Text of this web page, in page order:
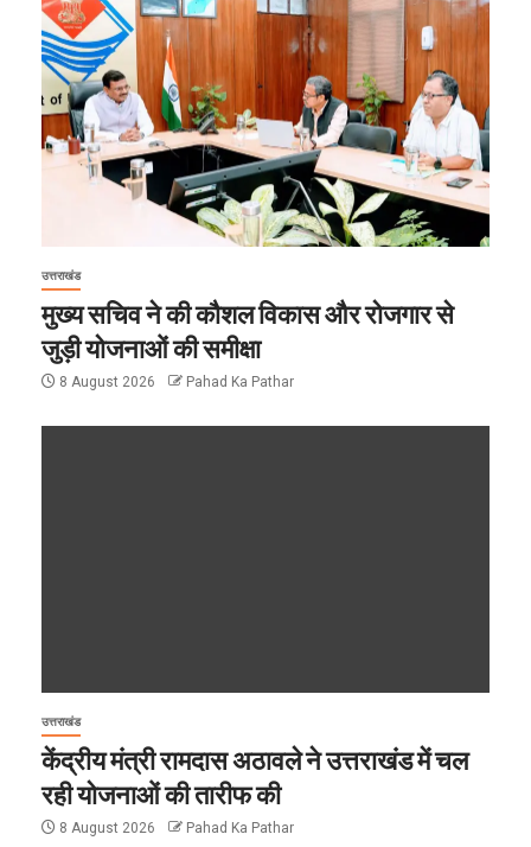
उत्तराखंड
मुख्य सचिव ने की कौशल विकास और रोजगार से
जुड़ी योजनाओं की समीक्षा
8 August 2026 Pahad Ka Pathar
उत्तराखंड
केंद्रीय मंत्री रामदास अठावले ने उत्तराखंड में चल
रही योजनाओं की तारीफ की
8 August 2026 Pahad Ka Pathar